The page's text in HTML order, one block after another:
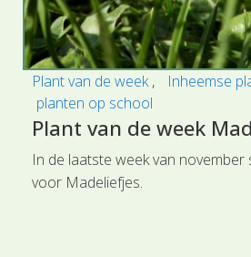
Plant van de week
Inheemse
planten op school
Plant van de week
In de laatste week van
voor Madeliefjes.